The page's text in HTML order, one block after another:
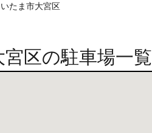
たま市大宮区
区の駐車場一覧